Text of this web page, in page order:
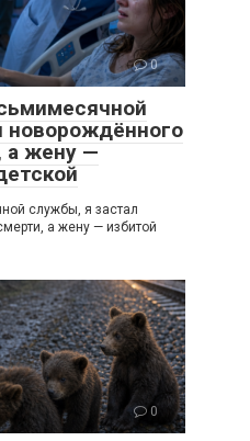
0
новорождённого
а жену —
службы, я застал
а жену — избитой
0